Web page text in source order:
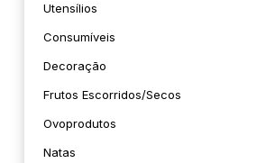
Utensílios
Consumíveis
Decoração
Frutos Escorridos/secos
Ovoprodutos
Natas